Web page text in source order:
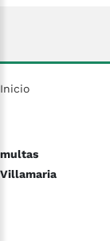
Inicio
multas
Villamaria